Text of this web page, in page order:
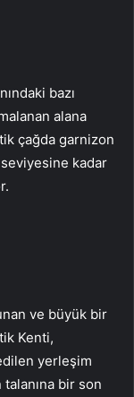
bazı
alana
çağda garnizon
seviyesine kadar
ve büyük bir
Kenti,
yerleşim
bir son